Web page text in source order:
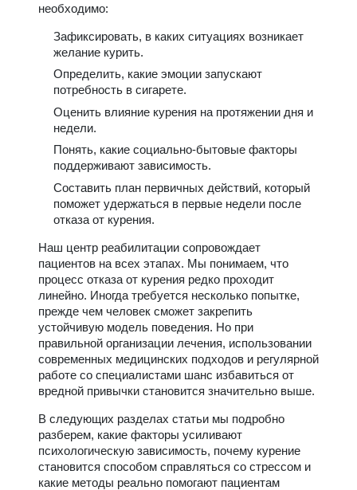
необходимо:
Зафиксировать, в каких ситуациях возникает
желание курить.
Определить, какие эмоции запускают
потребность в сигарете.
Оценить влияние курения на протяжении дня и
недели.
Понять, какие социально-бытовые факторы
поддерживают зависимость.
Составить план первичных действий, который
поможет удержаться в первые недели после
отказа от курения.
Наш центр реабилитации сопровождает
пациентов на всех этапах. Мы понимаем, что
процесс отказа от курения редко проходит
линейно. Иногда требуется несколько попытке,
прежде чем человек сможет закрепить
устойчивую модель поведения. Но при
правильной организации лечения, использовании
современных медицинских подходов и регулярной
работе со специалистами шанс избавиться от
вредной привычки становится значительно выше.
В следующих разделах статьи мы подробно
разберем, какие факторы усиливают
психологическую зависимость, почему курение
становится способом справляться со стрессом и
какие методы реально помогают пациентам